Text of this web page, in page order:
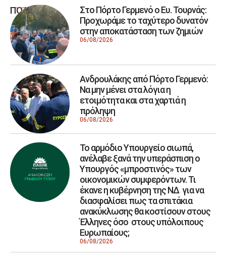
ΠΟΛΙΤΙΚΗ
Στο Πόρτο Γερμενό ο Ευ. Τουρνάς:
Προχωράμε το ταχύτερο δυνατόν
στην αποκατάσταση των ζημιών
06/08/2026
Ανδρουλάκης από Πόρτο Γερμενό:
Να μην μένει στα λόγια η
ετοιμότητα και στα χαρτιά η
πρόληψη
06/08/2026
Το αρμόδιο Υπουργείο σιωπά,
ανέλαβε ξανά την υπεράσπιση ο
Υπουργός «μπροστινός» των
οικονομικών συμφερόντων. Τι
έκανε η κυβέρνηση της ΝΔ για να
διασφαλίσει πως τα σπιτάκια
ανακύκλωσης θα κοστίσουν στους
Έλληνες όσο στους υπόλοιπους
Ευρωπαίους;
06/08/2026